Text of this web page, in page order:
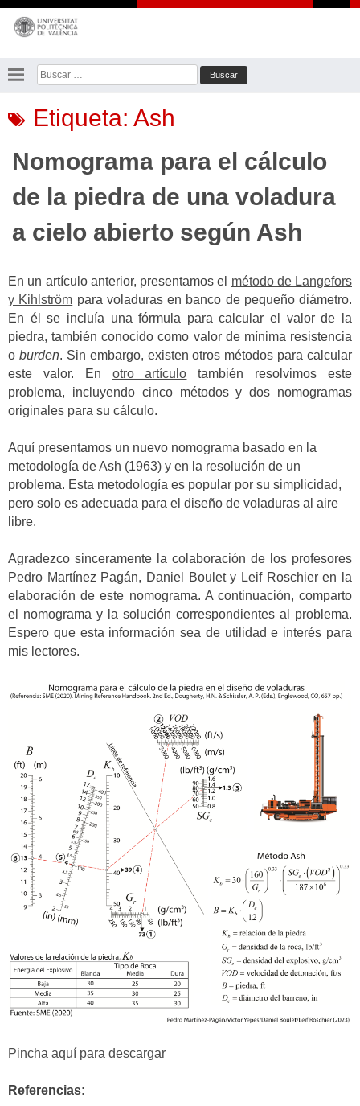
Saltar
contenido
Buscar:
Etiqueta: Ash
Nomograma para el cálculo
de la piedra de una voladura
a cielo abierto según Ash
En un artículo anterior, presentamos el método de Langefors
y Kihlström para voladuras en banco de pequeño diámetro.
En él se incluía una fórmula para calcular el valor de la
piedra, también conocido como valor de mínima resistencia
o burden. Sin embargo, existen otros métodos para calcular
este valor. En otro artículo también resolvimos este
problema, incluyendo cinco métodos y dos nomogramas
originales para su cálculo.
Aquí presentamos un nuevo nomograma basado en la
metodología de Ash (1963) y en la resolución de un
problema. Esta metodología es popular por su simplicidad,
pero solo es adecuada para el diseño de voladuras al aire
libre.
Agradezco sinceramente la colaboración de los profesores
Pedro Martínez Pagán, Daniel Boulet y Leif Roschier en la
elaboración de este nomograma. A continuación, comparto
el nomograma y la solución correspondientes al problema.
Espero que esta información sea de utilidad e interés para
mis lectores.
Pincha aquí para descargar
Referencias: